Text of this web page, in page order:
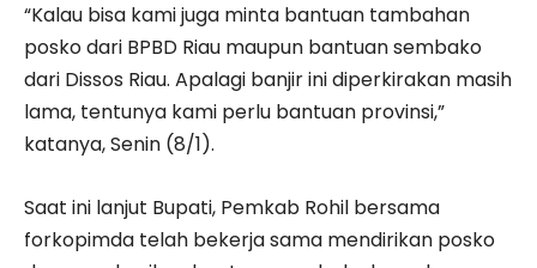
“Kalau bisa kami juga minta bantuan tambahan
posko dari BPBD Riau maupun bantuan sembako
dari Dissos Riau. Apalagi banjir ini diperkirakan masih
lama, tentunya kami perlu bantuan provinsi,”
katanya, Senin (8/1).
Saat ini lanjut Bupati, Pemkab Rohil bersama
forkopimda telah bekerja sama mendirikan posko